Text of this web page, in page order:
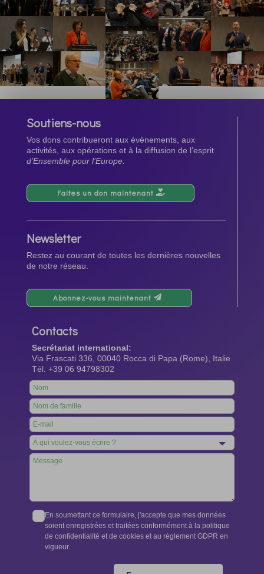
Soutiens-nous
Vos dons contribueront aux événements, aux
activités, aux opérations et à la diffusion de l’esprit
d’Ensemble pour l’Europe.
Faites un don maintenant
Newsletter
Restez au courant de toutes les dernières nouvelles
de notre réseau.
Abonnez-vous maintenant
Contacts
Secrétariat international:
Via Frascati 336, 00040 Rocca di Papa (Rome), Italie
Tél. +39 06 94798302
Leave
this
field
blank
En soumettant ce formulaire, j'accepte que mes données
soient enregistrées et traitées conformément à la politique
de confidentialité et de cookies et au règlement GDPR en
vigueur.